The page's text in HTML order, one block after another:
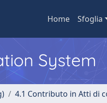
Home Sfoglia
System
4.1 Contributo in Atti di